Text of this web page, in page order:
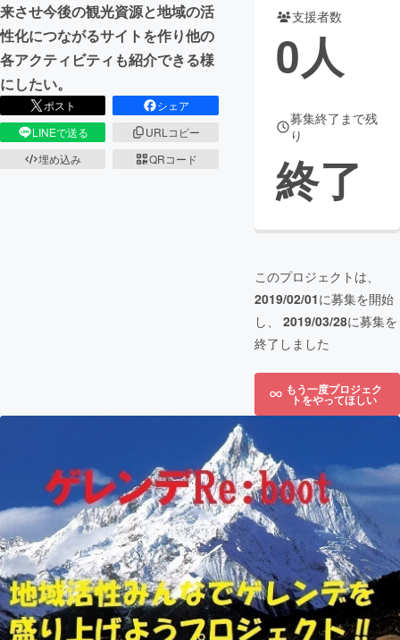
まちづくり・地域活性化
CAMPFIRE Creation
CAMPFIREふるさと納税
来させ今後の観光資源と地域の活
性化につながるサイトを作り他の
各アクティビティも紹介できる様
にしたい。
ポスト
シェア
LINEで送る
URLコピー
埋め込み
QRコード
支援者数
0人
募集終了まで残
り
終了
このプロジェクトは、
2019/02/01に募集を開始
し、 2019/03/28に募集を
終了しました
もう一度プロジェク
トをやってほしい